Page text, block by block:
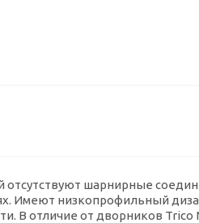
отсутствуют шарнирные
Имеют низкопрофильный
В отличие от дворников